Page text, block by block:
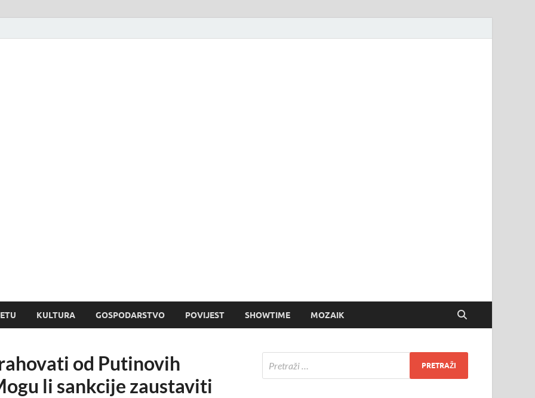
KULTURA GOSPODARSTVO POVIJEST SHOWTIME MOZAIK
od Putinovih
li sankcije zaustaviti